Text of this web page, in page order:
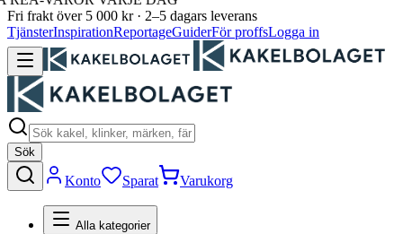
Fri frakt över 5 000 kr · 2–5 dagars leverans
TjänsterInspirationReportageGuiderFör proffsLogga in
Sök
Konto Sparat Varukorg
Alla kategorier